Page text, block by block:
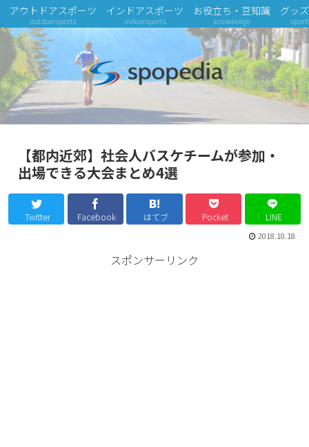
アウトドアスポーツ
outdoorsports
インドアスポーツ
indoorsports
お役立ち・豆知識
knowledge
グッ
【都内近郊】社会人バスケチームが参加・
出場できる大会まとめ4選
Twitter Facebook はてブ Pocket LINE
2018.10.18
スポンサーリンク